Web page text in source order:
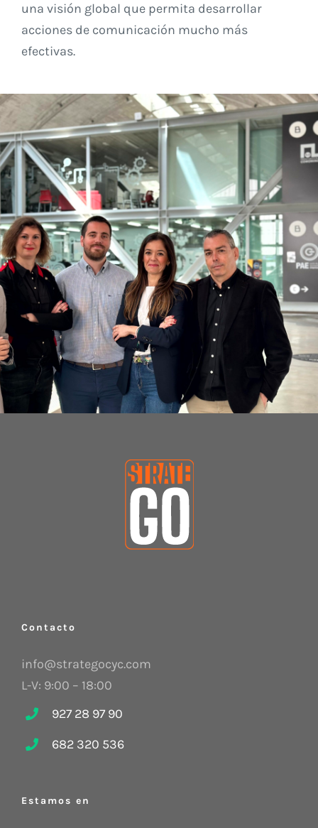
una visión global que permita desarrollar
acciones de comunicación mucho más
efectivas.
Contacto
info@strategocyc.com
L-V: 9:00 – 18:00
927 28 97 90
682 320 536
Estamos en